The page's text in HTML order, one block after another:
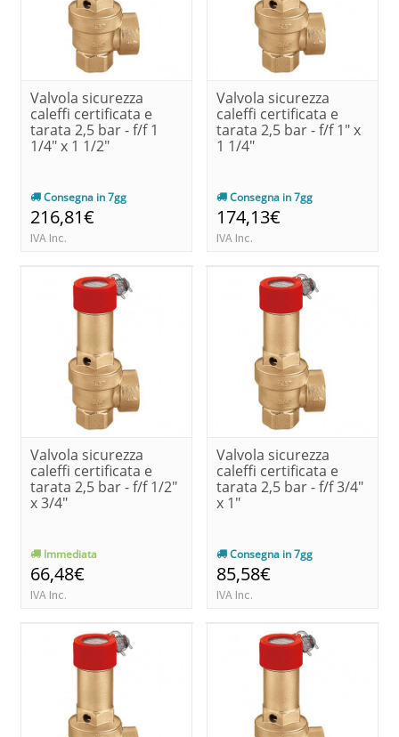
Valvola sicurezza
caleffi certificata e
tarata 2,5 bar - f/f 1
1/4" x 1 1/2"
Consegna in 7gg
216,81€
IVA Inc.
Valvola sicurezza
caleffi certificata e
tarata 2,5 bar - f/f 1" x
1 1/4"
Consegna in 7gg
174,13€
IVA Inc.
Valvola sicurezza
caleffi certificata e
tarata 2,5 bar - f/f 1/2"
x 3/4"
Immediata
66,48€
IVA Inc.
Valvola sicurezza
caleffi certificata e
tarata 2,5 bar - f/f 3/4"
x 1"
Consegna in 7gg
85,58€
IVA Inc.